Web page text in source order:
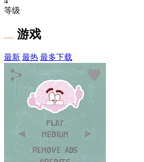
等级
游戏
最新 最热 最多下载